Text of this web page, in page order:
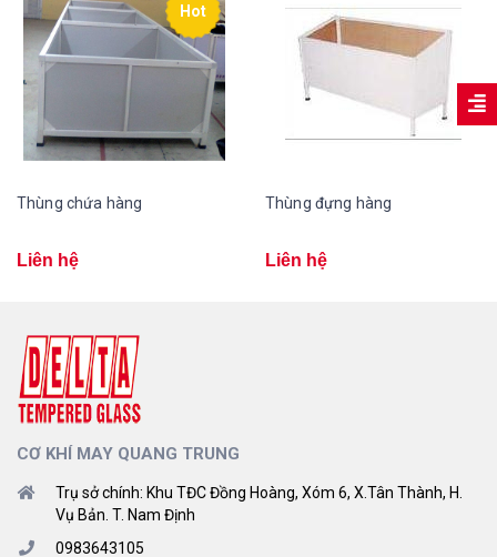
Hot
Thùng chứa hàng
Liên hệ
Thùng đựng hàng
Liên hệ
CƠ KHÍ MAY QUANG TRUNG
Trụ sở chính: Khu TĐC Đồng Hoàng, Xóm 6, X.Tân Thành, H.
Vụ Bản. T. Nam Định
0983643105